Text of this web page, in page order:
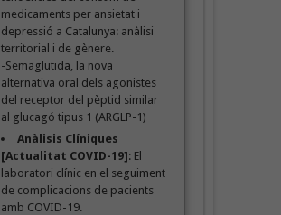
medicaments per ansietat i
depressió a Catalunya: anàlisi
territorial i de gènere.
-Semaglutida, la nova
alternativa oral dels agonistes
del receptor del pèptid similar
al glucagó tipus 1 (ARGLP-1)
Anàlisis Clíniques
[Actualitat COVID-19]: El
laboratori clínic en el seguiment
de complicacions de pacients
amb COVID-19.